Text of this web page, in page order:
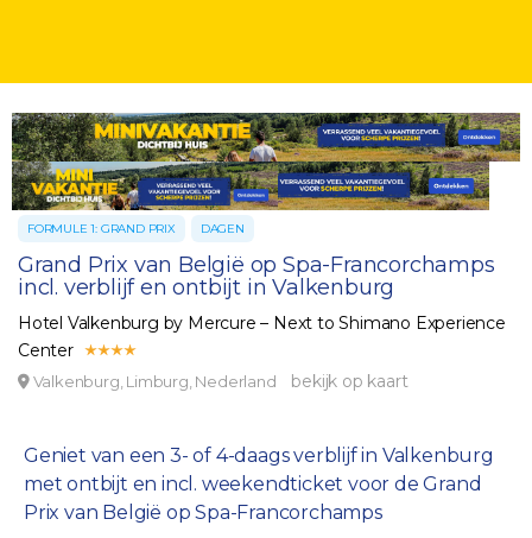
FORMULE 1: GRAND PRIX DAGEN
Grand Prix van België op Spa-Francorchamps
incl. verblijf en ontbijt in Valkenburg
Hotel Valkenburg by Mercure – Next to Shimano Experience
Center
Valkenburg, Limburg, Nederland bekijk op kaart
Geniet van een 3- of 4-daags verblijf in Valkenburg
met ontbijt en incl. weekendticket voor de Grand
Prix van België op Spa-Francorchamps